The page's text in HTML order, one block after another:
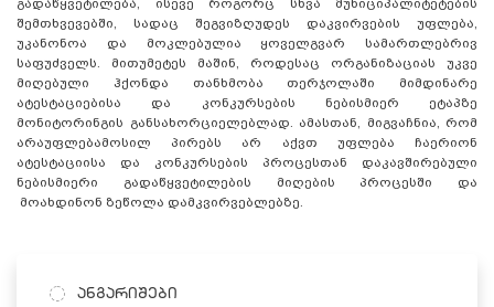
გადაწყვეტილება, ისევე როგორც სხვა მუნიციპალიტეტების
შემთხვევებში, სადაც შეგვიზღუდეს დაკვირვების უფლება,
უკანონოა და მოკლებულია ყოველგვარ სამართლებრივ
საფუძველს. მითუმეტეს მაშინ, როდესაც ორგანიზაციას უკვე
მიღებული ჰქონდა თანხმობა თერჯოლაში მიმდინარე
ატესტაციებისა და კონკურსების ნებისმიერ ეტაპზე
მონიტორინგის განსახორციელებლად. ამასთან, მიგვაჩნია, რომ
არაუფლებამოსილ პირებს არ აქვთ უფლება ჩაერიონ
ატესტაციისა და კონკურსების პროცესთან დაკავშირებული
ნებისმიერი გადაწყვეტილების მიღების პროცესში და
მოახდინონ ზეწოლა დამკვირვებლებზე.
ანგარიშები